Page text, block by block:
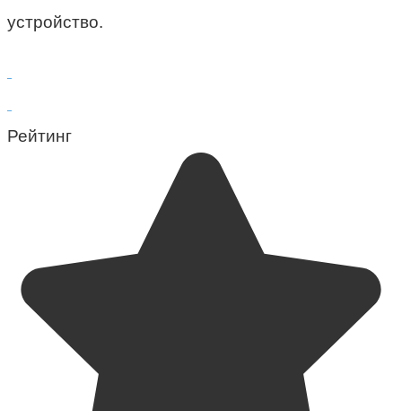
устройство.
Рейтинг